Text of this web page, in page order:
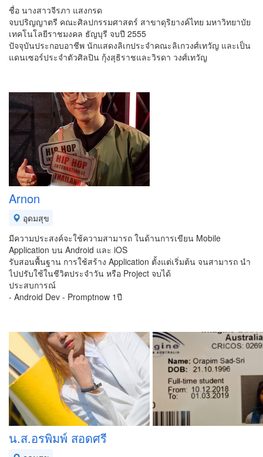
ชื่อ นางสาวจีรภา แสงกรด
จบปริญญาตรี คณะศิลปกรรมศาสตร์ สาขาดุริยางค์ไทย มหาวิทยาบัย
เทคโนโลยีราชมงคล ธัญบุรี จบปี 2555
ปัจจุบันประกอบอาชีพ นักแสดงลิเกประจำคณะลิเกวงศ์เทวัญ และเป็น
แดนเซอร์ประจำตัวศิลปิน กุ้งสุธิราชและวิรดา วงศ์เทวัญ
Arnon
อุดมสุข
มีความประสงค์จะใช้ความสามารถ ในด้านการเขียน Mobile
Application บน Android และ iOS
รับสอนพื้นฐาน การใช้สร้าง Application ตั้งแต่เริ่มต้น จนสามารถ นำ
ไปปรับใช้ในชีวิตประจำวัน หรือ Project จบได้
ประสบการณ์
- Android Dev - Promptnow 1ปี
น.ส.อรพิมพ์ สอดศรี